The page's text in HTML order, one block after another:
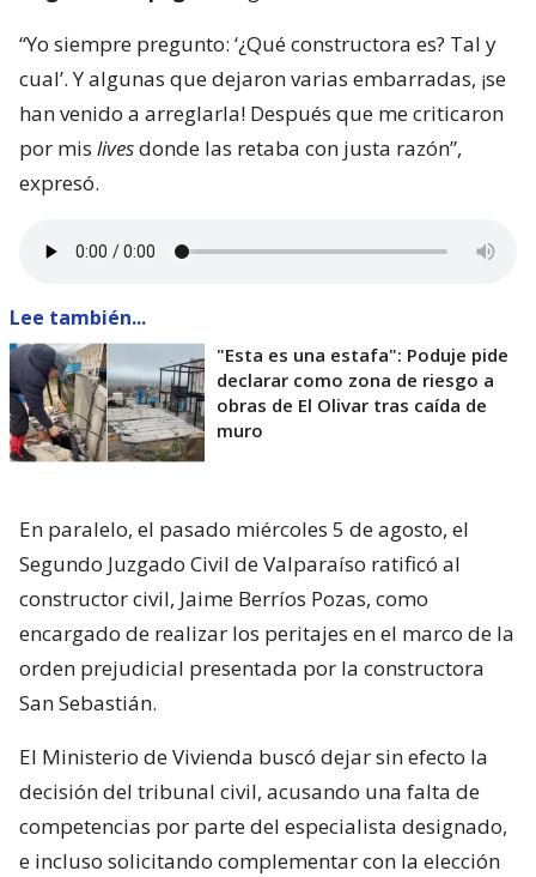
“Yo siempre pregunto: ‘¿Qué constructora es? Tal y
cual’. Y algunas que dejaron varias embarradas, ¡se
han venido a arreglarla! Después que me criticaron
por mis livesdonde las retaba con justa razón”,
expresó.
Lee también...
"Esta es una estafa": Poduje pide
declarar como zona de riesgo a
obras de El Olivar tras caída de
muro
En paralelo, el pasado miércoles 5 de agosto, el
Segundo Juzgado Civil de Valparaíso ratificó al
constructor civil, Jaime Berríos Pozas, como
encargado de realizar los peritajes en el marco de la
orden prejudicial presentada por la constructora
San Sebastián.
El Ministerio de Vivienda buscó dejar sin efecto la
decisión del tribunal civil, acusando una falta de
competencias por parte del especialista designado,
e incluso solicitando complementar con la elección